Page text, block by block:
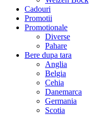
Cadouri
Promotii
Promotionale
Diverse
Pahare
Bere dupa tara
Anglia
Belgia
Cehia
Danemarca
Germania
Scotia